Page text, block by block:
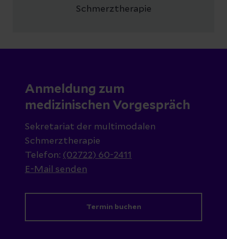
Schmerztherapie
Anmeldung zum
medizinischen Vorgespräch
Sekretariat der multimodalen
Schmerztherapie
Telefon: (02722) 60-2411
E-Mail senden
Termin buchen